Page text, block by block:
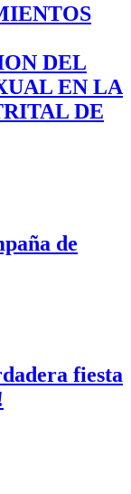
DEL
EN LA
DE
de
fiesta